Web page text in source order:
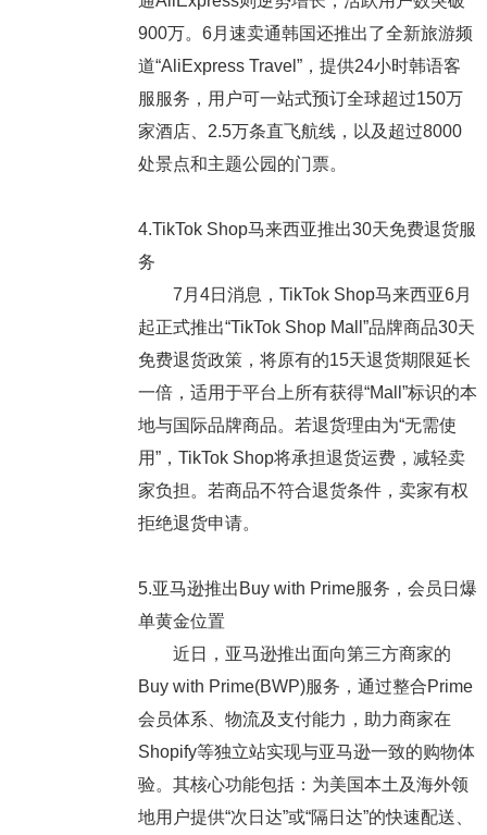
900万。6月速卖通韩国还推出了全新旅游频
道“AliExpress Travel”，提供24小时韩语客
服服务，用户可一站式预订全球超过150万
家酒店、2.5万条直飞航线，以及超过8000
处景点和主题公园的门票。
4.TikTok Shop马来西亚推出30天免费退货服
务
7月4日消息，TikTok Shop马来西亚6月
起正式推出“TikTok Shop Mall”品牌商品30天
免费退货政策，将原有的15天退货期限延长
一倍，适用于平台上所有获得“Mall”标识的本
地与国际品牌商品。若退货理由为“无需使
用”，TikTok Shop将承担退货运费，减轻卖
家负担。若商品不符合退货条件，卖家有权
拒绝退货申请。
5.亚马逊推出Buy with Prime服务，会员日爆
单黄金位置
近日，亚马逊推出面向第三方商家的
Buy with Prime(BWP)服务，通过整合Prime
会员体系、物流及支付能力，助力商家在
Shopify等独立站实现与亚马逊一致的购物体
验。其核心功能包括：为美国本土及海外领
地用户提供“次日达”或“隔日达”的快速配送、